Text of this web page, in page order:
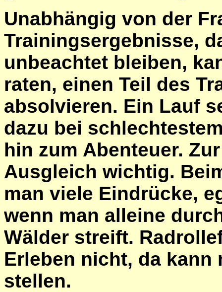
Unabhängig von der
Trainingsergebnisse,
unbeachtet bleiben,
raten, einen Teil des
absolvieren. Ein Lauf
dazu bei
hin zum Abenteuer.
Ausgleich wichtig.
man viele Eindrücke,
wenn man alleine
Wälder streift.
Erleben nicht, da
stellen.